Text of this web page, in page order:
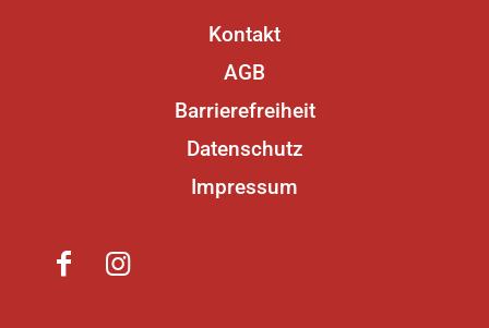
Kontakt
AGB
Barrierefreiheit
Datenschutz
Impressum